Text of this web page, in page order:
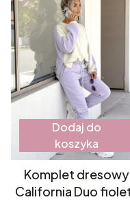
Dodaj do
koszyka
Komplet dresowy
California Duo